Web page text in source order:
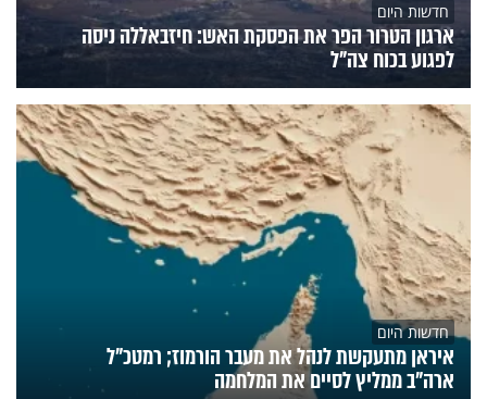
חדשות היום
ארגון הטרור הפר את הפסקת האש: חיזבאללה ניסה
לפגוע בכוח צה"ל
חדשות היום
איראן מתעקשת לנהל את מעבר הורמוז; רמטכ"ל
ארה"ב ממליץ לסיים את המלחמה